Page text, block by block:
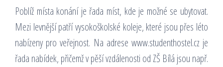
Poblíž místa konání je řada míst, kde je možné se ubytovat.
Mezi levnější patří vysokoškolské koleje, které jsou přes léto
nabízeny pro veřejnost. Na adrese www.studenthostel.cz je
řada nabídek, přičemž v pěší vzdálenosti od ZŠ Bílá jsou např.